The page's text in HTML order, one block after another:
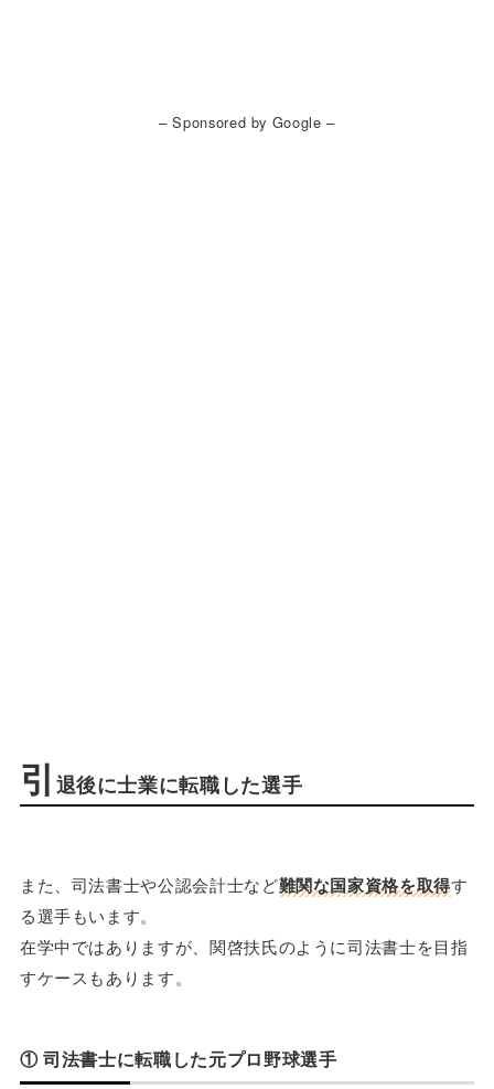
– Sponsored by Google –
引 退後に士業に転職した選手
また、司法書士や公認会計士など難関な国家資格を取得す
る選手もいます。
在学中ではありますが、関啓扶氏のように司法書士を目指
すケースもあります。
① 司法書士に転職した元プロ野球選手